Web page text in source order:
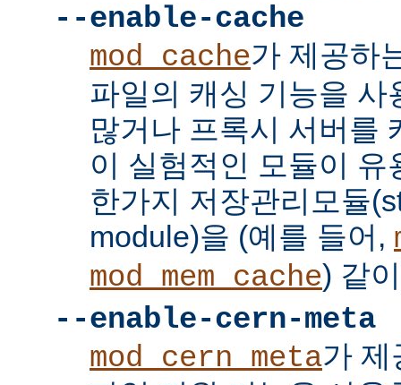
--enable-cache
mod_cache가 제공하
파일의 캐싱 기능을 사
많거나 프록시 서버를
이 실험적인 모듈이
한가지 저장관리모듈
module)을 (예를 들어,
mod_mem_cache) 같
--enable-cern-meta
mod_cern_meta가 제